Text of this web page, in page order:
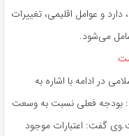
دارد و عوامل اقلیمی، تغییرات
می‌شود.
در ادامه با اشاره به
بودجه فعلی نسبت به وسعت
گفت: اعتبارات موجود